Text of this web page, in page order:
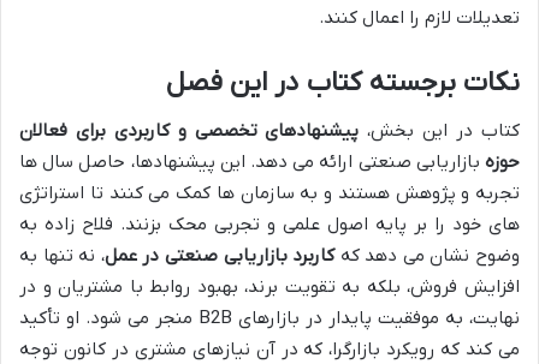
تعدیلات لازم را اعمال کنند.
نکات برجسته کتاب در این فصل
کتاب در این بخش، پیشنهادهای تخصصی و کاربردی برای فعالان
حوزه بازاریابی صنعتی ارائه می دهد. این پیشنهادها، حاصل سال ها
تجربه و پژوهش هستند و به سازمان ها کمک می کنند تا استراتژی
های خود را بر پایه اصول علمی و تجربی محک بزنند. فلاح زاده به
وضوح نشان می دهد کهکاربرد بازاریابی صنعتی در عمل، نه تنها به
افزایش فروش، بلکه به تقویت برند، بهبود روابط با مشتریان و در
نهایت، به موفقیت پایدار در بازارهای B2B منجر می شود. او تأکید
می کند که رویکرد بازارگرا، که در آن نیازهای مشتری در کانون توجه